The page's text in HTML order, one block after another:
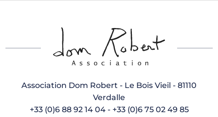
Association Dom Robert - Le Bois Vieil - 81110
Verdalle
+33 (0)6 88 92 14 04 - +33 (0)6 75 02 49 85